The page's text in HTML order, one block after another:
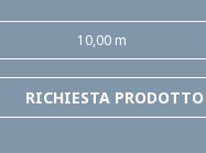
10,00 m
RICHIESTA PRODOTTO